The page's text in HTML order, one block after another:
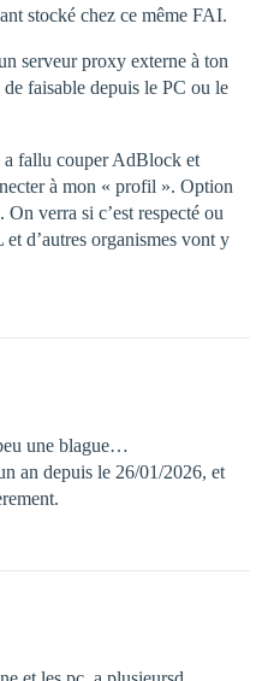
stocké chez ce même FAI.
serveur proxy externe à ton
faisable depuis le PC ou le
a fallu couper AdBlock et
à mon « profil ». Option
verra si c’est respecté ou
d’autres organismes vont y
une blague…
an depuis le 26/01/2026, et